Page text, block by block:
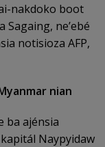
nakdoko boot
Sagaing, ne’ebé
notisioza AFP,
nian
ba ajénsia
Naypyidaw